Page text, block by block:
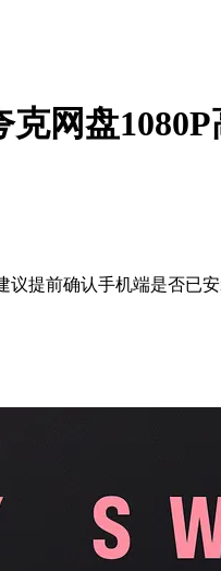
网盘
提前确认手机端是否已